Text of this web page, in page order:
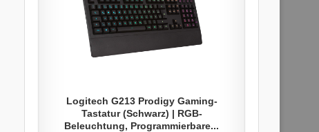
Logitech G213 Prodigy Gaming-
Tastatur (Schwarz) | RGB-
Beleuchtung, Programmierbare...